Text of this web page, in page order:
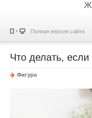
Полная версия сайта
Что делать, если
Фигура